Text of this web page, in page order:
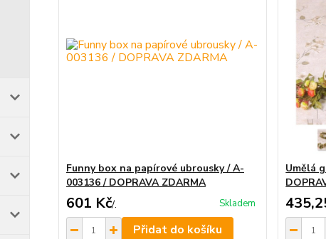
Funny box na papírové ubrousky / A-
003136 / DOPRAVA ZDARMA
601 Kč/. Skladem
Přidat do košíku
Umělá